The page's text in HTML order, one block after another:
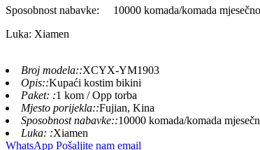
Sposobnost nabavke:
10000 komada/komada mjesečno
Luka: Xiamen
Broj modela::XCYX-YM1903
Opis::Kupaći kostim bikini
Paket: :1 kom / Opp torba
Mjesto porijekla::Fujian, Kina
Sposobnost nabavke::10000 komada/komada
Luka: :Xiamen
WhatsApp Pošaljite nam email